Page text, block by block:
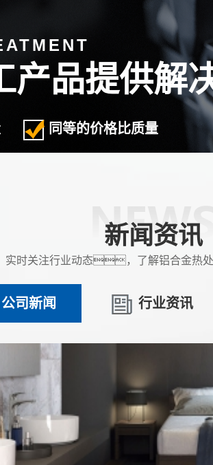
产品提供解
同等的价格比质量
新闻资讯
实时关注行业动态，了解铝合金热处
公司新闻 行业资讯